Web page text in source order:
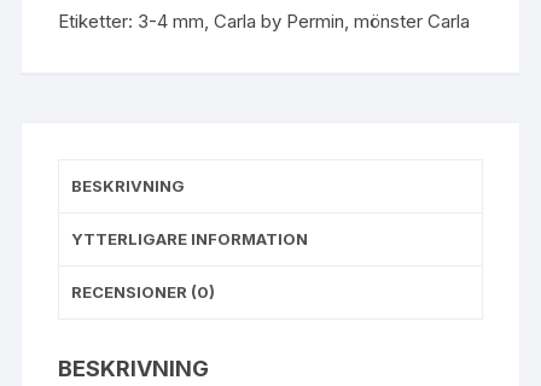
Etiketter: 3-4 mm ,Carla by Permin ,mönster Carla
BESKRIVNING
YTTERLIGARE INFORMATION
RECENSIONER (0)
BESKRIVNING